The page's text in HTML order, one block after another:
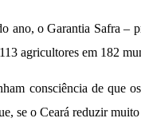
ano, o Garantia Safra –
agricultores em 182
consciência de que
se o Ceará reduzir